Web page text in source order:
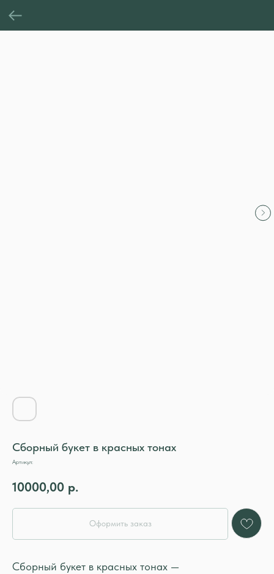
Сборный букет в красных тонах
Артикул:
10000,00 р.
Оформить заказ
Сборный букет в красных тонах —